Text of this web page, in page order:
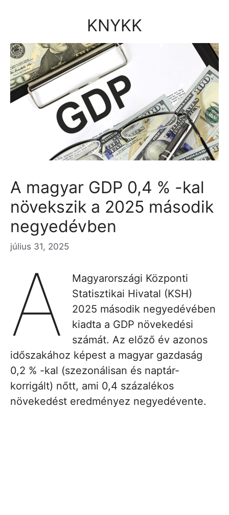
KNYKK
A magyar GDP 0,4 % -kal
növekszik a 2025 második
negyedévben
július 31, 2025
A
Magyarországi Központi
Statisztikai Hivatal (KSH)
2025 második negyedévében
kiadta a GDP növekedési
számát. Az előző év azonos
időszakához képest a magyar gazdaság
0,2 % -kal (szezonálisan és naptár-
korrigált) nőtt, ami 0,4 százalékos
növekedést eredményez negyedévente.